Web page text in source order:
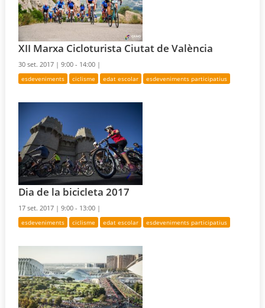
XII Marxa Cicloturista Ciutat de València
30 set. 2017 |9:00 - 14:00 |
esdeveniments ciclisme edat escolar esdeveniments participatius
Dia de la bicicleta 2017
17 set. 2017 |9:00 - 13:00 |
esdeveniments ciclisme edat escolar esdeveniments participatius